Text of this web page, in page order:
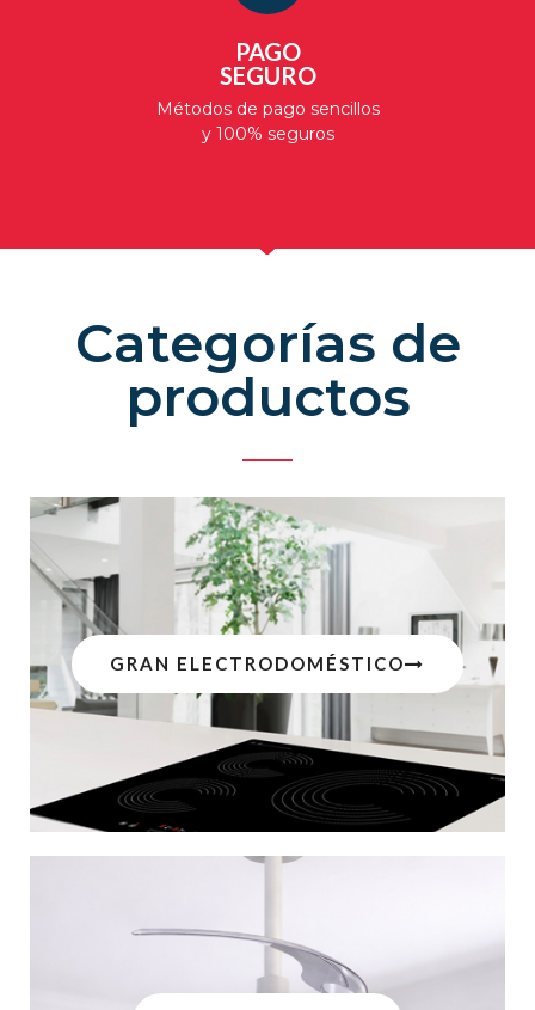
PAGO
SEGURO
Métodos de pago sencillos
y 100% seguros
Categorías de
productos
GRAN ELECTRODOMÉSTICO